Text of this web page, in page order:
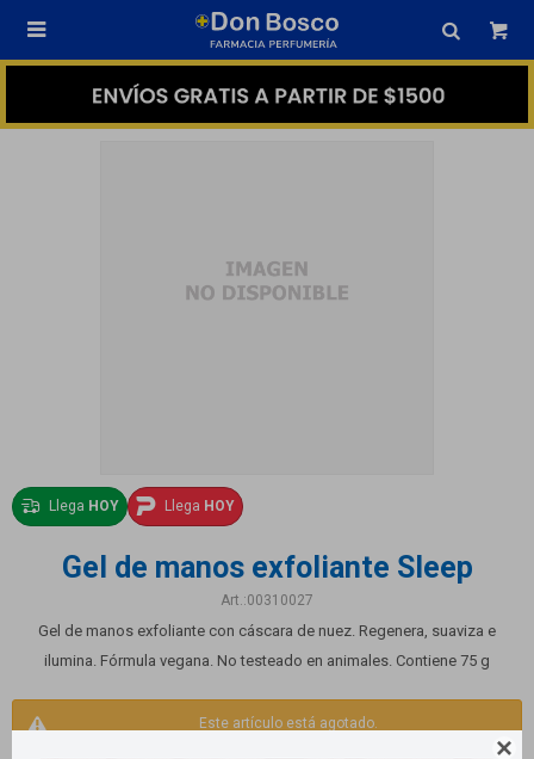


Llega HOY Llega HOY
Gel de manos exfoliante Sleep
00310027
Gel de manos exfoliante con cáscara de nuez. Regenera, suaviza e
ilumina. Fórmula vegana. No testeado en animales. Contiene 75 g
Este artículo está agotado.